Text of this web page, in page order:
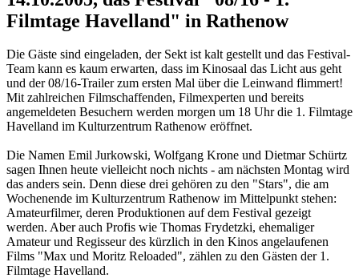
Filmtage Havelland" in Rathenow
Die Gäste sind eingeladen, der Sekt ist kalt gestellt und das Festival-
Team kann es kaum erwarten, dass im Kinosaal das Licht aus geht
und der 08/16-Trailer zum ersten Mal über die Leinwand flimmert!
Mit zahlreichen Filmschaffenden, Filmexperten und bereits
angemeldeten Besuchern werden morgen um 18 Uhr die 1. Filmtage
Havelland im Kulturzentrum Rathenow eröffnet.
Die Namen Emil Jurkowski, Wolfgang Krone und Dietmar Schürtz
sagen Ihnen heute vielleicht noch nichts - am nächsten Montag wird
das anders sein. Denn diese drei gehören zu den "Stars", die am
Wochenende im Kulturzentrum Rathenow im Mittelpunkt stehen:
Amateurfilmer, deren Produktionen auf dem Festival gezeigt
werden. Aber auch Profis wie Thomas Frydetzki, ehemaliger
Amateur und Regisseur des kürzlich in den Kinos angelaufenen
Films "Max und Moritz Reloaded", zählen zu den Gästen der 1.
Filmtage Havelland.